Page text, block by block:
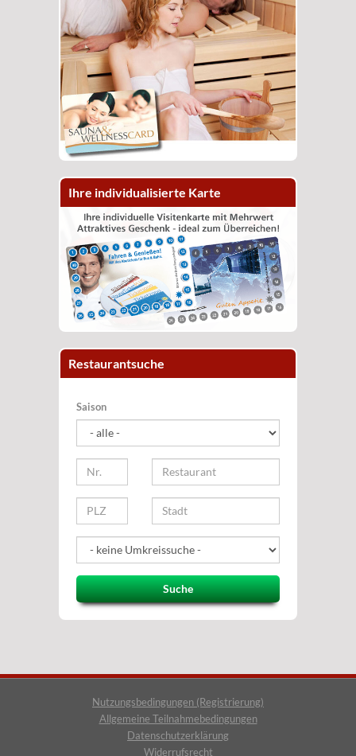
Ihre individualisierte Karte
Restaurantsuche
Saison
Suche
Nutzungsbedingungen (Registrierung)
Allgemeine Teilnahmebedingungen
Datenschutzerklärung
Widerrufsrecht